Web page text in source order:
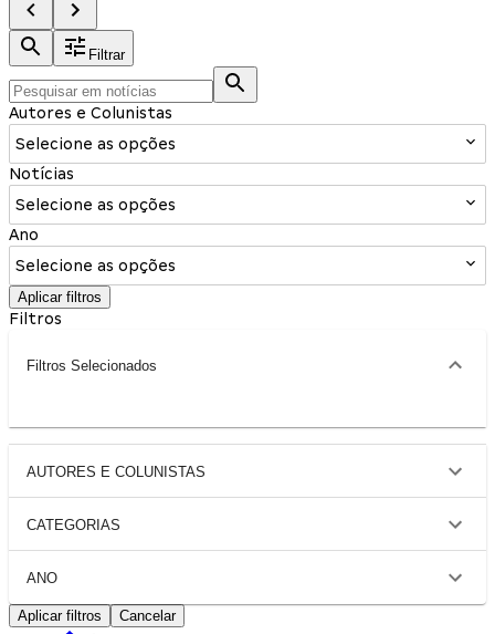
Filtrar
Autores e Colunistas
Selecione as opções
Notícias
Selecione as opções
Ano
Selecione as opções
Aplicar filtros
Filtros
Filtros Selecionados
AUTORES E COLUNISTAS
CATEGORIAS
ANO
Aplicar filtros Cancelar